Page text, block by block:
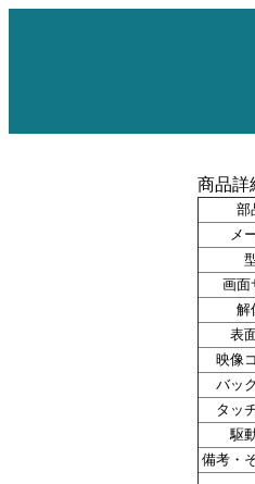
商品詳
部
メ
画面
解
表
映像
バッ
タッ
駆
備考・